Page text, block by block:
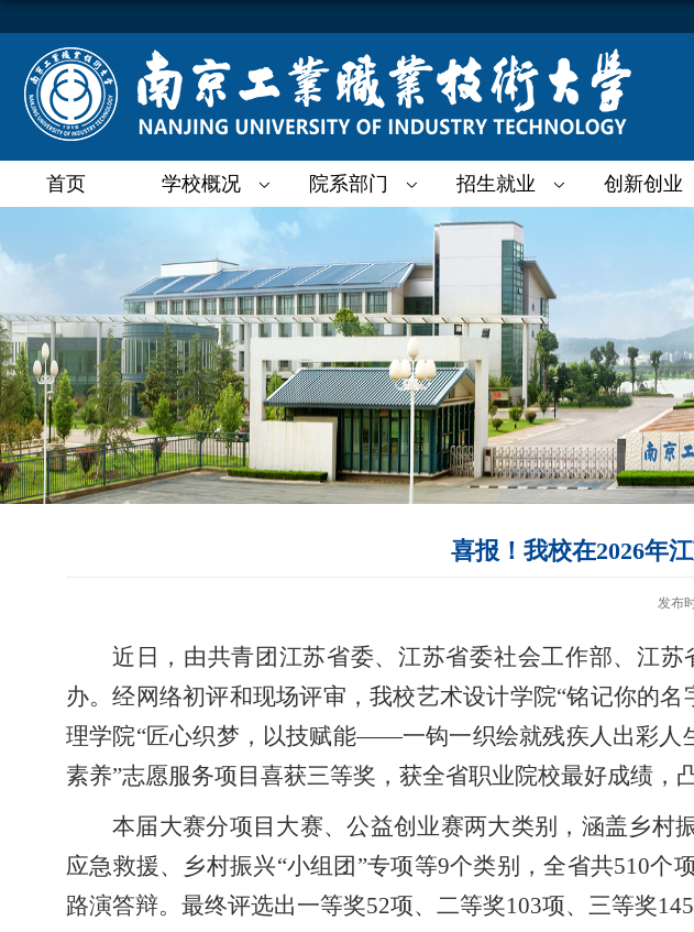
首页 学校概况 院系部门 招生就业 创新创业
喜报！我校在2026年
发布
近日，由共青团江苏省委、江苏省委社会工作部、江
办。经网络初评和现场评审，我校艺术设计学院“铭记你的
理学院“匠心织梦，以技赋能——一钩一织绘就残疾人出彩
素养”志愿服务项目喜获三等奖，获全省职业院校最好成绩，
本届大赛分项目大赛、公益创业赛两大类别，涵盖乡村
应急救援、乡村振兴“小组团”专项等9个类别，全省共510
路演答辩。最终评选出一等奖52项、二等奖103项、三等奖145